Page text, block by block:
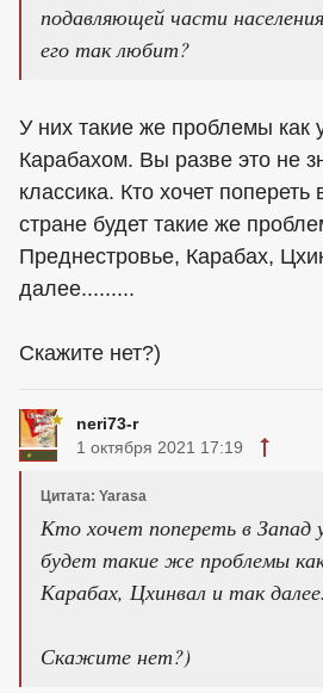
подавляющей части
его так любит?
У них такие же проблемы как
Карабахом. Вы разве это не
классика. Кто хочет попереть
стране будет такие же
Преднестровье, Карабах,
далее.........
Скажите нет?)
neri73-r
1 октября 2021 17:19
Цитата: Yarasa
Кто хочет попереть в Запад
будет такие же проблемы
Карабах, Цхинвал и так
Скажите нет?)